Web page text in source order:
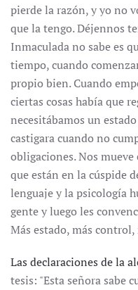
pierde la razón, y yo no
que la tengo. Déjennos
Inmaculada no sabe es
tiempo, cuando
propio bien. Cuando
ciertas cosas había que
necesitábamos un
castigara cuando no
obligaciones. Nos
que están en la cúspide
lenguaje y la psicología
gente y luego les
Más estado, más
Las declaraciones de la
tesis: "Esta señora sabe